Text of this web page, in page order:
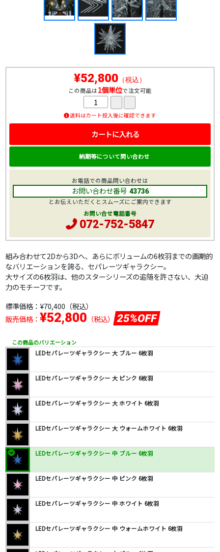
組み合わせて2Dから3Dへ、あらにボリュームの6枚羽までの画期的
なバリエーションを誇る、セパレーツギャラクシー。
大サイズの6枚羽は、他のスターシリーズの追随を許さない、大迫
力のモチーフです。
標準価格： ¥70,400 （税込）
販売価格： ¥52,800 （税込） 25%OFF
この商品のバリエーション
LEDセパレーツギャラクシー 大 ブルー 6枚羽
LEDセパレーツギャラクシー 大 ピンク 6枚羽
LEDセパレーツギャラクシー 大 ホワイト 6枚羽
LEDセパレーツギャラクシー 大 ウォームホワイト 6枚羽
LEDセパレーツギャラクシー 中 ブルー 6枚羽
LEDセパレーツギャラクシー 中 ピンク 6枚羽
LEDセパレーツギャラクシー 中 ホワイト 6枚羽
LEDセパレーツギャラクシー 中 ウォームホワイト 6枚羽
¥52,800 （税込）
この商品は1個単位で注文可能
送料はカート投入後に確認できます
カートに入れる
納期等について問い合わせ
お電話での商品問い合わせは
お問い合わせ番号 43736
とお伝えいただくとスムーズにご案内できます
お問い合せ電話番号
072-752-5847